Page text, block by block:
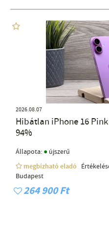
2026.08.07
Hibátlan iPhone 16
94%
Állapota: ● újszerű
megbízható eladó
Budapest
264 900 Ft